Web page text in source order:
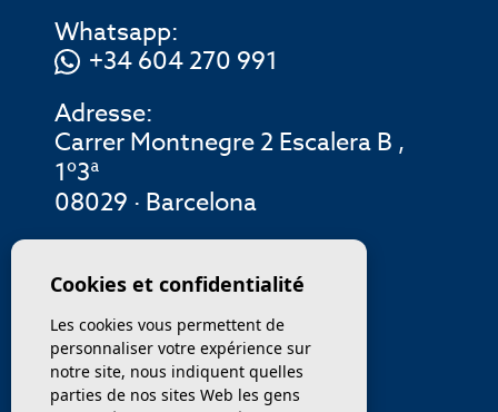
Whatsapp:
+34 604 270 991
Adresse:
Carrer Montnegre 2 Escalera B ,
1º3ª
08029 · Barcelona
MENU
ENTREPRISE
PROPRIÉTÉS
Cookies et confidentialité
Les cookies vous permettent de
personnaliser votre expérience sur
notre site, nous indiquent quelles
parties de nos sites Web les gens